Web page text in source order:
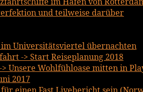
und teilweise darüber
im Universitätsviertel übernachten
-> Start Reiseplanung 2018
Unsere Wohlfühloase mitten in
2017